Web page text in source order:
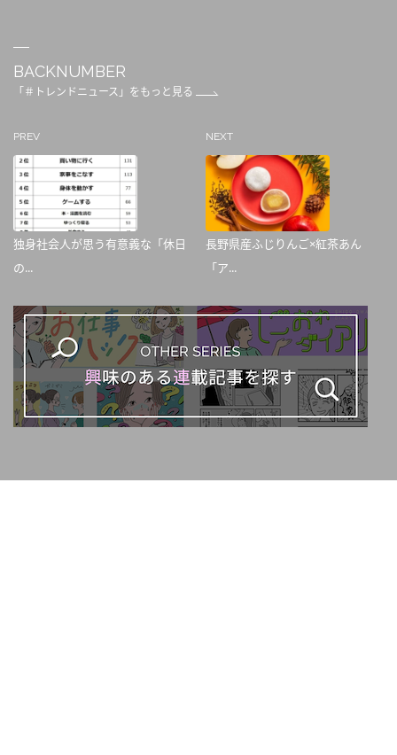
BACKNUMBER
「＃トレンドニュース」をもっと見る
PREV
独身社会人が思う有意義な「休日
の...
NEXT
長野県産ふじりんご×紅茶あん
「ア...